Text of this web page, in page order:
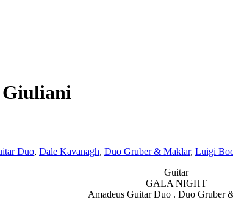
Duo, Dale Kavanagh, Duo Gruber & Maklar, Luigi
Guitar
GALA NIGHT
Amadeus Guitar Duo . Duo Gruber